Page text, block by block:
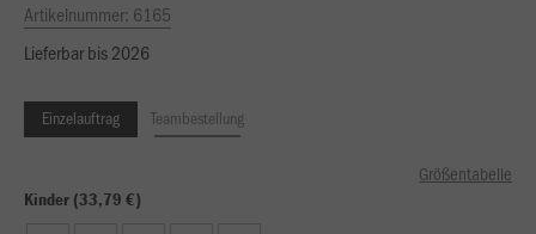
Artikelnummer: 6165
Lieferbar bis 2026
Einzelauftrag Teambestellung
Größentabelle
Kinder (33,79 €)